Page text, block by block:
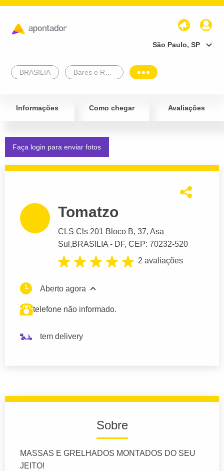
São Paulo, SP
BRASILIA
Informações Como chegar Avaliações
Faça login para enviar fotos
Tomatzo
CLS Cls 201 Bloco B, 37, Asa
Sul,BRASILIA - DF, CEP: 70232-520
2 avaliações
Aberto agora
telefone não informado.
tem delivery
Sobre
MASSAS E GRELHADOS MONTADOS DO SEU
JEITO!